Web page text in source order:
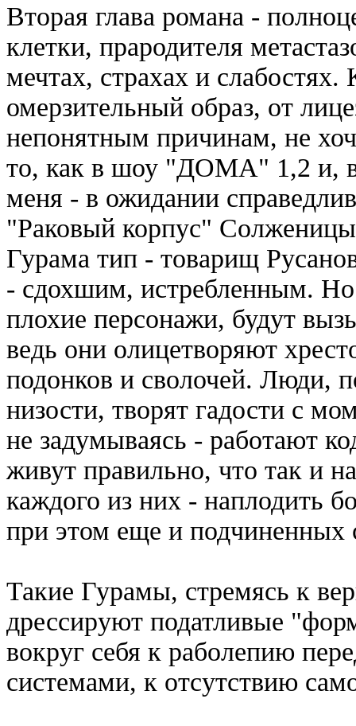
Вторая глава романа -
клетки, прародителя
мечтах, страхах и
омерзительный образ, от
непонятным причинам, не
то, как в шоу "ДОМА" 1,2 и,
меня - в ожидании
"Раковый корпус"
Гурама тип - товарищ
- сдохшим, истребленным. Но
плохие персонажи, будут
ведь они олицетворяют
подонков и сволочей. Люди,
низости, творят гадости с
не задумываясь - работают
живут правильно, что так и
каждого из них - наплодить
при этом еще и подчиненных
Такие Гурамы, стремясь к
дрессируют податливые
вокруг себя к раболепию
системами, к отсутствию